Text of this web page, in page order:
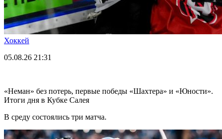
Хоккей
05.08.26 21:31
«Неман» без потерь, первые победы «Шахтера» и «Юности».
Итоги дня в Кубке Салея
В среду состоялись три матча.